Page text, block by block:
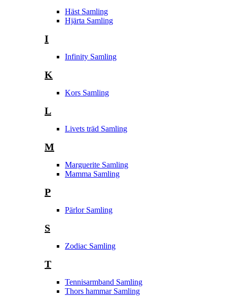
Häst Samling
Hjärta Samling
I
Infinity Samling
K
Kors Samling
L
Livets träd Samling
M
Marguerite Samling
Mamma Samling
P
Pärlor Samling
S
Zodiac Samling
T
Tennisarmband Samling
Thors hammar Samling